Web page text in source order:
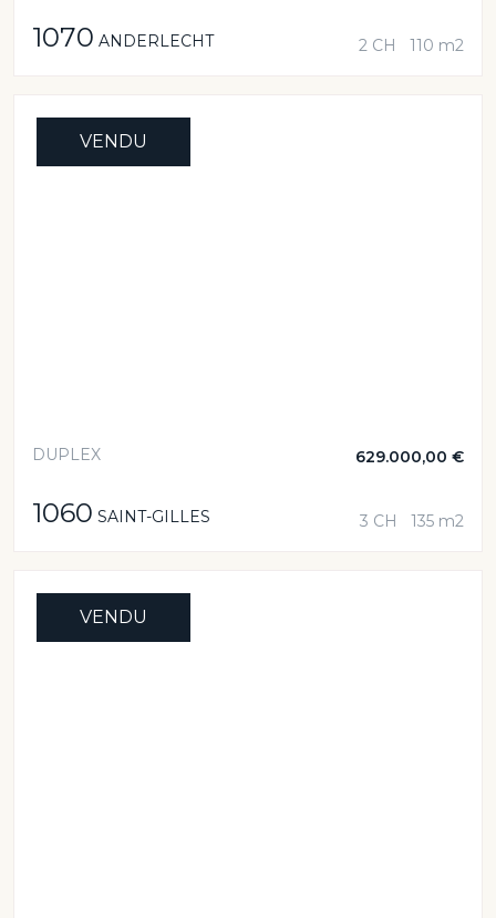
1070 ANDERLECHT 2 CH 110 m2
VENDU
DUPLEX 629.000,00 €
1060 SAINT-GILLES 3 CH 135 m2
VENDU